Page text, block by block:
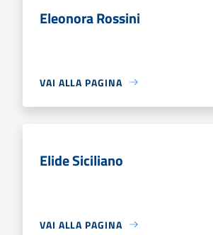
Eleonora Rossini
VAI ALLA PAGINA
Elide Siciliano
VAI ALLA PAGINA